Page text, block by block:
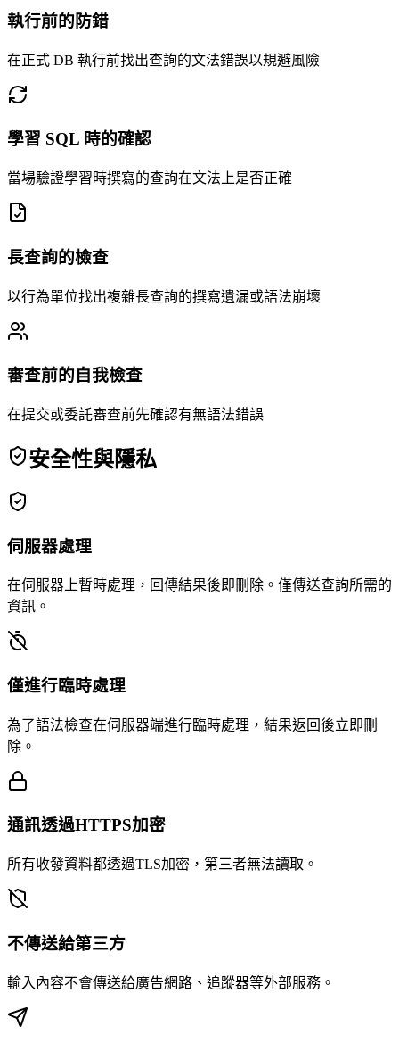
執行前的防錯
在正式 DB 執行前找出查詢的文法錯誤以規避風險
學習 SQL 時的確認
當場驗證學習時撰寫的查詢在文法上是否正確
長查詢的檢查
以行為單位找出複雜長查詢的撰寫遺漏或語法崩壞
審查前的自我檢查
在提交或委託審查前先確認有無語法錯誤
安全性與隱私
伺服器處理
在伺服器上暫時處理，回傳結果後即刪除。僅傳送查詢所需的
資訊。
僅進行臨時處理
為了語法檢查在伺服器端進行臨時處理，結果返回後立即刪
除。
通訊透過HTTPS加密
所有收發資料都透過TLS加密，第三者無法讀取。
不傳送給第三方
輸入內容不會傳送給廣告網路、追蹤器等外部服務。